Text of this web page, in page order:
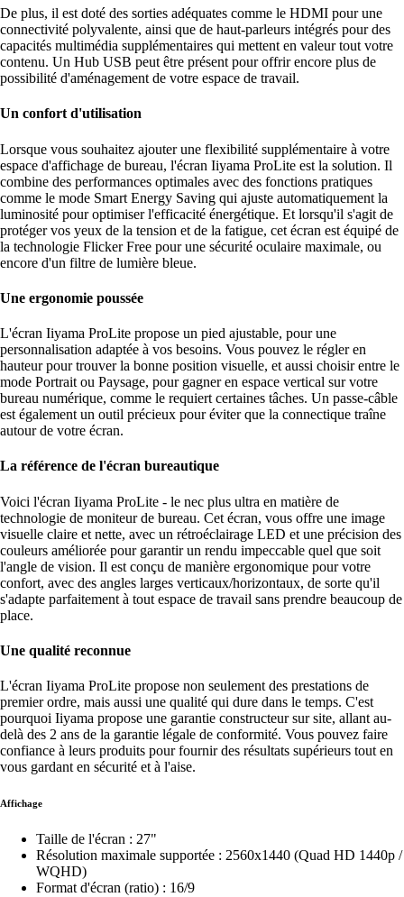
De plus, il est doté des sorties adéquates comme le HDMI pour une
connectivité polyvalente, ainsi que de haut-parleurs intégrés pour des
capacités multimédia supplémentaires qui mettent en valeur tout votre
contenu. Un Hub USB peut être présent pour offrir encore plus de
possibilité d'aménagement de votre espace de travail.
Un confort d'utilisation
Lorsque vous souhaitez ajouter une flexibilité supplémentaire à votre
espace d'affichage de bureau, l'écran Iiyama ProLite est la solution. Il
combine des performances optimales avec des fonctions pratiques
comme le mode Smart Energy Saving qui ajuste automatiquement la
luminosité pour optimiser l'efficacité énergétique. Et lorsqu'il s'agit de
protéger vos yeux de la tension et de la fatigue, cet écran est équipé de
la technologie Flicker Free pour une sécurité oculaire maximale, ou
encore d'un filtre de lumière bleue.
Une ergonomie poussée
L'écran Iiyama ProLite propose un pied ajustable, pour une
personnalisation adaptée à vos besoins. Vous pouvez le régler en
hauteur pour trouver la bonne position visuelle, et aussi choisir entre le
mode Portrait ou Paysage, pour gagner en espace vertical sur votre
bureau numérique, comme le requiert certaines tâches. Un passe-câble
est également un outil précieux pour éviter que la connectique traîne
autour de votre écran.
La référence de l'écran bureautique
Voici l'écran Iiyama ProLite - le nec plus ultra en matière de
technologie de moniteur de bureau. Cet écran, vous offre une image
visuelle claire et nette, avec un rétroéclairage LED et une précision des
couleurs améliorée pour garantir un rendu impeccable quel que soit
l'angle de vision. Il est conçu de manière ergonomique pour votre
confort, avec des angles larges verticaux/horizontaux, de sorte qu'il
s'adapte parfaitement à tout espace de travail sans prendre beaucoup de
place.
Une qualité reconnue
L'écran Iiyama ProLite propose non seulement des prestations de
premier ordre, mais aussi une qualité qui dure dans le temps. C'est
pourquoi Iiyama propose une garantie constructeur sur site, allant au-
delà des 2 ans de la garantie légale de conformité. Vous pouvez faire
confiance à leurs produits pour fournir des résultats supérieurs tout en
vous gardant en sécurité et à l'aise.
Affichage
Taille de l'écran : 27"
Résolution maximale supportée : 2560x1440 (Quad HD 1440p /
WQHD)
Format d'écran (ratio) : 16/9